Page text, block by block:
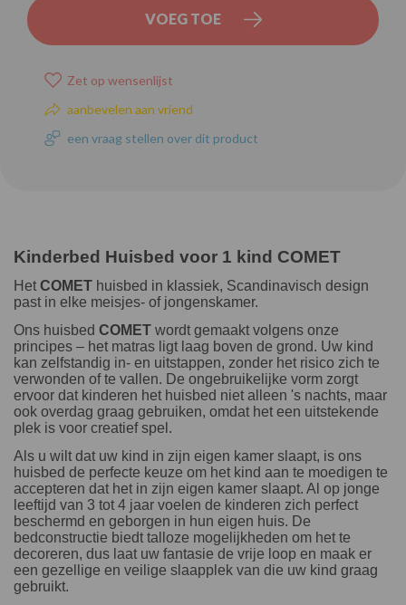
VOEG TOE
Zet op wensenlijst
aanbevelen aan vriend
een vraag stellen over dit product
Kinderbed Huisbed voor 1 kind COMET
Het COMET huisbed in klassiek, Scandinavisch design
past in elke meisjes- of jongenskamer.
Ons huisbed COMET wordt gemaakt volgens onze
principes – het matras ligt laag boven de grond. Uw kind
kan zelfstandig in- en uitstappen, zonder het risico zich te
verwonden of te vallen. De ongebruikelijke vorm zorgt
ervoor dat kinderen het huisbed niet alleen 's nachts, maar
ook overdag graag gebruiken, omdat het een uitstekende
plek is voor creatief spel.
Als u wilt dat uw kind in zijn eigen kamer slaapt, is ons
huisbed de perfecte keuze om het kind aan te moedigen te
accepteren dat het in zijn eigen kamer slaapt. Al op jonge
leeftijd van 3 tot 4 jaar voelen de kinderen zich perfect
beschermd en geborgen in hun eigen huis. De
bedconstructie biedt talloze mogelijkheden om het te
decoreren, dus laat uw fantasie de vrije loop en maak er
een gezellige en veilige slaapplek van die uw kind graag
gebruikt.